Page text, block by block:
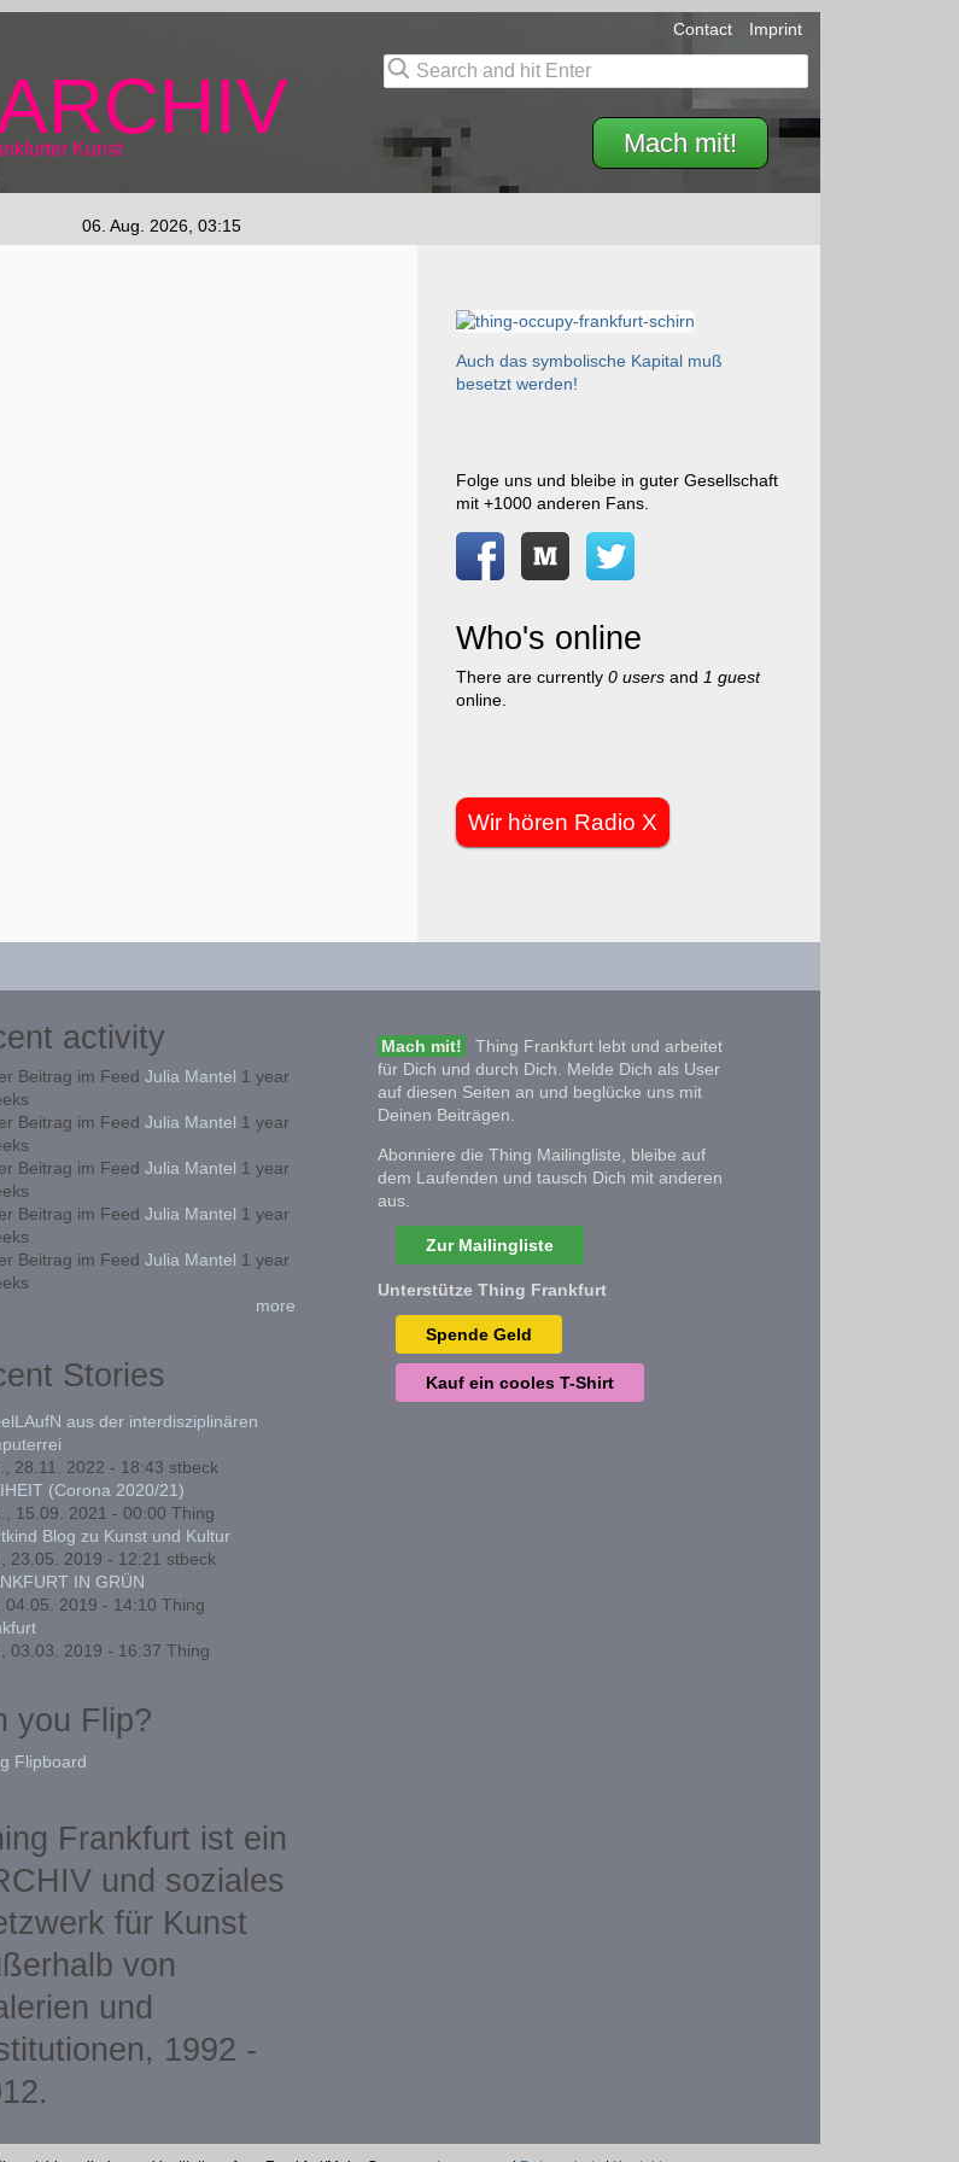
Kunst Mach mit!
Contact Imprint
06. Aug. 2026, 03:15
Auch das symbolische Kapital muß
besetzt werden!
Folge uns und bleibe in guter Gesellschaft
mit +1000 anderen Fans.
Who's online
There are currently 0 usersand 1 guest
online.
Wir hören Radio X
activity
Beitrag im Feed Julia Mantel 1 year
Beitrag im Feed Julia Mantel 1 year
Beitrag im Feed Julia Mantel 1 year
Beitrag im Feed Julia Mantel 1 year
Beitrag im Feed Julia Mantel 1 year
more
Stories
aus der interdisziplinären
28.11. 2022 - 18:43 stbeck
(Corona 2020/21)
15.09. 2021 - 00:00 Thing
Blog zu Kunst und Kultur
23.05. 2019 - 12:21 stbeck
IN GRÜN
04.05. 2019 - 14:10 Thing
03.03. 2019 - 16:37 Thing
you Flip?
Flipboard
Frankfurt ist ein
und soziales
für Kunst
von
und
1992 -
Mach mit!
Thing Frankfurt lebt und arbeitet
für Dich und durch Dich. Melde Dich als User
auf diesen Seiten an und beglücke uns mit
Deinen Beiträgen.
Abonniere die Thing Mailingliste, bleibe auf
dem Laufenden und tausch Dich mit anderen
aus.
Zur Mailingliste
Unterstütze Thing Frankfurt
Spende Geld
Kauf ein cooles T-Shirt